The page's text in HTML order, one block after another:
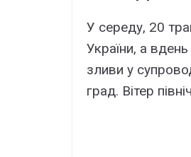
У середу, 20
України, а
зливи у
град. Вітер